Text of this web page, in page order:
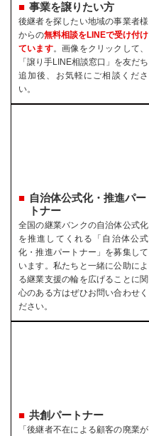
事業を譲りたい方
後継者を探したい地域の事業者様
からの無料相談をLINEで受け付け
ています。画像をクリックして、
「譲り手LINE相談窓口」を友だち
追加後、お気軽にご相談くださ
い。
自治体公式化・推進パー
トナー
全国の継業バンクの自治体公式化
を推進してくれる「自治体公式
化・推進パートナー」を募集して
います。私たちと一緒に公助によ
る継業支援の輪を広げることに関
心のある方はぜひお問い合わせく
ださい。
共創パートナー
「後継者不在による顧客の廃業が